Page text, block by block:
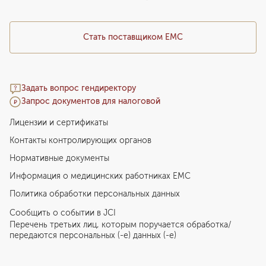
Стать поставщиком ЕМС
Задать вопрос гендиректору
Запрос документов для налоговой
Лицензии и сертификаты
Контакты контролирующих органов
Нормативные документы
Информация о медицинских работниках EMC
Политика обработки персональных данных
Сообщить о событии в JCI
Перечень третьих лиц, которым поручается обработка/
передаются персональных (-е) данных (-е)